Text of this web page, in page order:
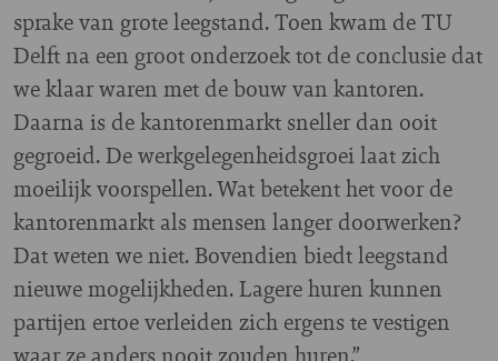
sprake van grote leegstand. Toen kwam de TU
Delft na een groot onderzoek tot de conclusie dat
we klaar waren met de bouw van kantoren.
Daarna is de kantorenmarkt sneller dan ooit
gegroeid. De werkgelegenheidsgroei laat zich
moeilijk voorspellen. Wat betekent het voor de
kantorenmarkt als mensen langer doorwerken?
Dat weten we niet. Bovendien biedt leegstand
nieuwe mogelijkheden. Lagere huren kunnen
partijen ertoe verleiden zich ergens te vestigen